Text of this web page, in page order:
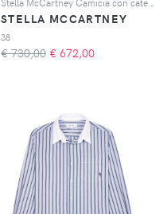
STELLA MCCARTNEY
38
€ 730,00 € 672,00